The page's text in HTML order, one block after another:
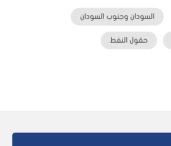
السودان وجنوب السودان
حقول النفط